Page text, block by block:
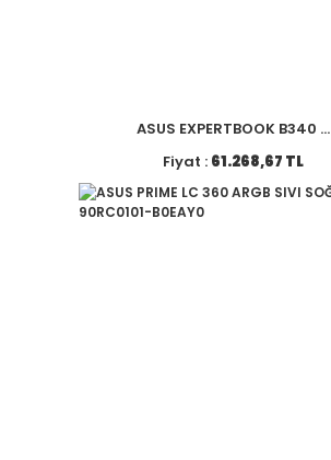
ASUS EXPERTBOOK B340 ...
Fiyat : 61.268,67 TL